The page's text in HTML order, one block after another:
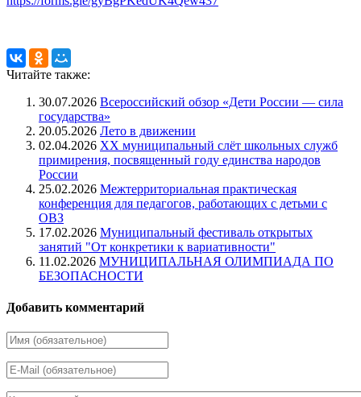
Читайте также:
30.07.2026 Всероссийский обзор «Дети России — сила
государства»
20.05.2026 Лето в движении
02.04.2026 XX муниципальный слёт школьных служб
примирения, посвященный году единства народов
России
25.02.2026 Межтерриториальная практическая
конференция для педагогов, работающих с детьми с
ОВЗ
17.02.2026 Муниципальный фестиваль открытых
занятий "От конкретики к вариативности"
11.02.2026 МУНИЦИПАЛЬНАЯ ОЛИМПИАДА ПО
БЕЗОПАСНОСТИ
Добавить комментарий